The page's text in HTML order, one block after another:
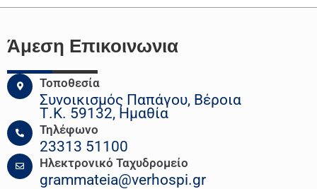
Άμεση Επικοινωνια
Τοποθεσία
Συνοικισμός Παπάγου, Βέροια
Τ.Κ. 59132, Ημαθία
Τηλέφωνο
23313 51100
Ηλεκτρονικό Ταχυδρομείο
grammateia@verhospi.gr